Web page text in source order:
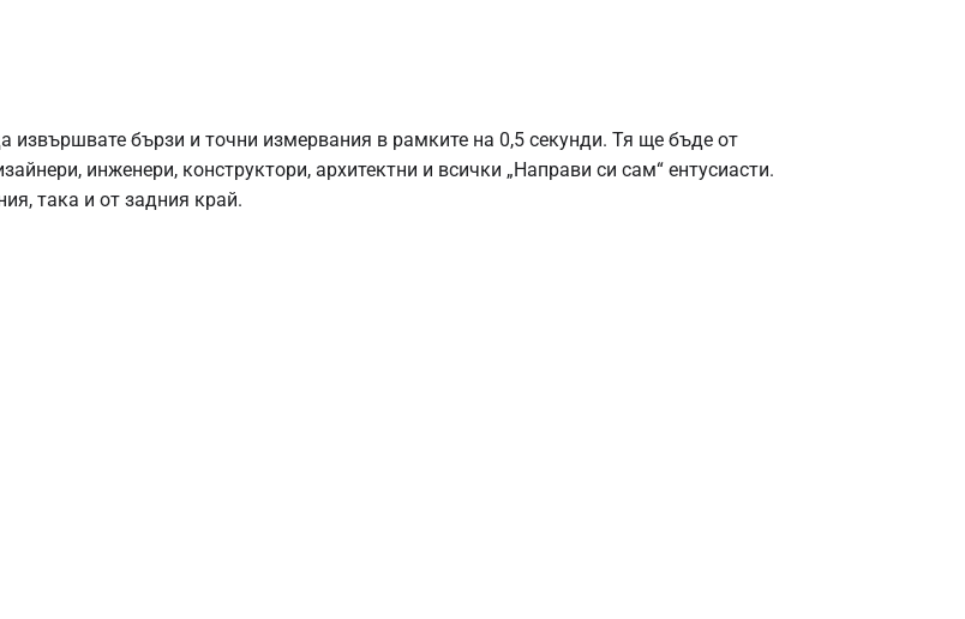
извършвате бързи и точни измервания в рамките на 0,5 секунди. Тя ще бъде от
инженери, конструктори, архитектни и всички „Направи си сам“ ентусиасти.
така и от задния край.